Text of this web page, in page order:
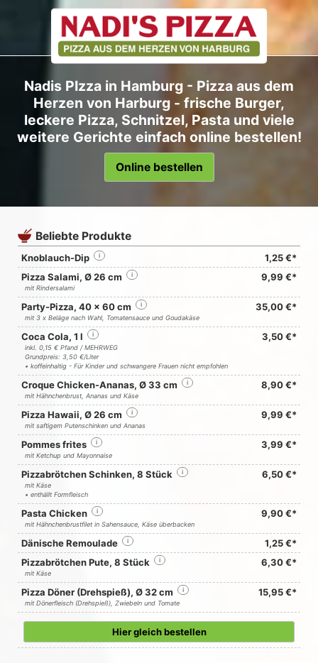
Nadis PIzza in Hamburg - Pizza aus dem
Herzen von Harburg - frische Burger,
leckere Pizza, Schnitzel, Pasta und viele
weitere Gerichte einfach online bestellen!
Online bestellen
Beliebte Produkte
Knoblauch-Dip i
1,25 €*
Pizza Salami, Ø 26 cm
i 9,99 €*
mit Rindersalami
Party-Pizza, 40 x 60 cm i 35,00 €*
mit 3 x Beläge nach Wahl, Tomatensauce und Goudakäse
Coca Cola, 1 l i 3,50 €*
inkl. 0,15 € Pfand / MEHRWEG
Grundpreis: 3,50 €/Liter
• koffeinhaltig - Für Kinder und schwangere Frauen nicht empfohlen
Croque Chicken-Ananas, Ø 33 cm i 8,90 €*
mit Hähnchenbrust, Ananas und Käse
Pizza Hawaii, Ø 26 cm i 9,99 €*
mit saftigem Putenschinken und Ananas
Pommes frites i 3,99 €*
mit Ketchup und Mayonnaise
Pizzabrötchen Schinken, 8 Stück i 6,50 €*
mit Käse
• enthällt Formfleisch
Pasta Chicken i 9,90 €*
mit Hähnchenbrustfilet in Sahensauce, Käse überbacken
Dänische Remoulade i
1,25 €*
Pizzabrötchen Pute, 8 Stück
i 6,30 €*
mit Käse
Pizza Döner (Drehspieß), Ø 32 cm i 15,95 €*
mit Dönerfleisch (Drehspieß), Zwiebeln und Tomate
Hier gleich bestellen